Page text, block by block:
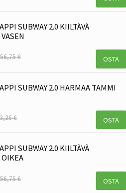
SUBWAY 2.0 KIILTÄVÄ
€ OSTA
SUBWAY 2.0 HARMAA TAMMI
€ OSTA
SUBWAY 2.0 KIILTÄVÄ
€ OSTA